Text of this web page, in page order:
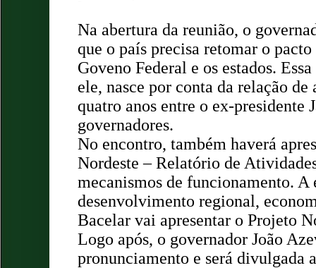
Na abertura da reunião, o
que o país precisa retomar o
Goveno Federal e os estados.
ele, nasce por conta da relação
quatro anos entre o ex-presidente
governadores.
No encontro, também haverá
Nordeste – Relatório de
mecanismos de funcionamento. A
desenvolvimento regional,
Bacelar vai apresentar o Projeto
Logo após, o governador João
pronunciamento e será divulgada